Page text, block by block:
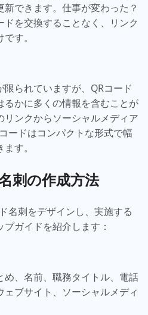
できます。仕事が変わった？
を交換することなく、リンク
す。
られていますが、QRコード
るかに多くの情報を含むことが
ンクからソーシャルメディア
ードはコンパクトな形式で幅
す。
刺の作成方法
名刺をデザインし、実施する
ガイドを紹介します：
、名前、職務タイトル、電話
ブサイト、ソーシャルメディ